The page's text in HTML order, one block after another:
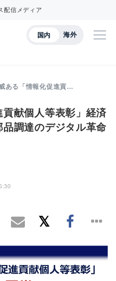
配信メディア
国内 海外
ある「情報化促進貢…
献個人等表彰」経済
調達のデジタル革命